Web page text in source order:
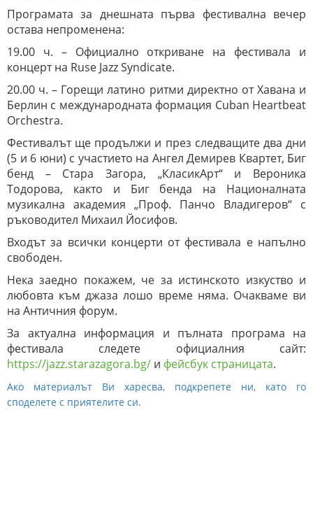
Програмата за днешната първа фестивална вечер
остава непроменена:
19.00 ч. – Официално откриване на фестивала и
концерт на Ruse Jazz Syndicate.
20.00 ч. – Горещи латино ритми директно от Хавана и
Берлин с международната формация Cuban Heartbeat
Orchestra.
Фестивалът ще продължи и през следващите два дни
(5 и 6 юни) с участието на Ангел Демирев Квартет, Биг
бенд – Стара Загора, „КласикАрт“ и Вероника
Тодорова, както и Биг бенда на Националната
музикална академия „Проф. Панчо Владигеров“ с
ръководител Михаил Йосифов.
Входът за всички концерти от фестивала е напълно
свободен.
Нека заедно покажем, че за истинското изкуство и
любовта към джаза лошо време няма. Очакваме ви
на Античния форум.
За актуална информация и пълната програма на
фестивала следете официалния сайт:
https://jazz.starazagora.bg/ и фейсбук страницата.
Ако материалът Ви харесва, подкрепете ни, като го
споделете с приятелите си.